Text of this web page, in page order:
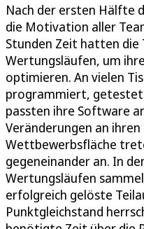
Nach der ersten Hälfte
die Motivation aller
Stunden Zeit hatten die
Wertungsläufen, um
optimieren. An vielen
programmiert, getestet
passten ihre Software
Veränderungen an
Wettbewerbsfläche
gegeneinander an. In
Wertungsläufen
erfolgreich gelöste
Punktgleichstand